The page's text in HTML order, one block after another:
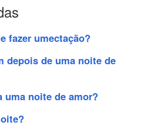
fazer umectação?
depois de uma noite de
uma noite de amor?